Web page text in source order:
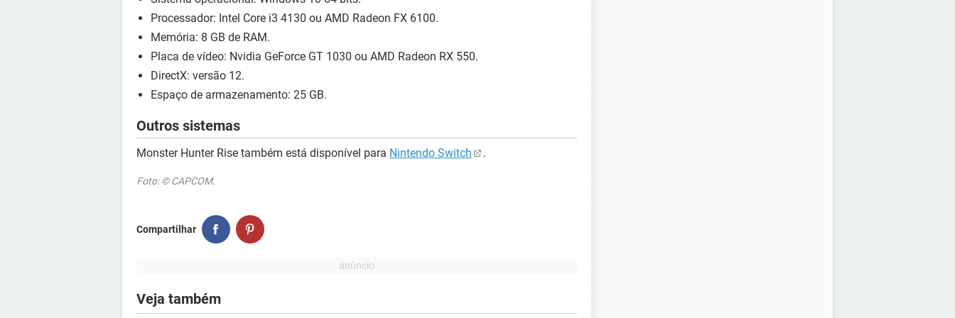
Processador: Intel Core i3 4130 ou AMD Radeon FX 6100.
Memória: 8 GB de RAM.
Placa de vídeo: Nvidia GeForce GT 1030 ou AMD Radeon RX 550.
DirectX: versão 12.
Espaço de armazenamento: 25 GB.
Outros sistemas
Monster Hunter Rise também está disponível para Nintendo Switch .
Foto: © CAPCOM.
Compartilhar
Veja também